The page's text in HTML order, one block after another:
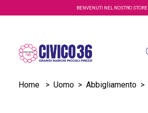
Salta al contenuto principaleBENVENUTI NEL NOSTRO STORE
Home > Uomo > Abbigliamento >